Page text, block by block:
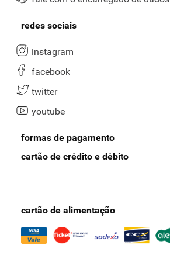
redes sociais
instagram
facebook
twitter
youtube
formas de pagamento
cartão de crédito e débito
cartão de alimentação